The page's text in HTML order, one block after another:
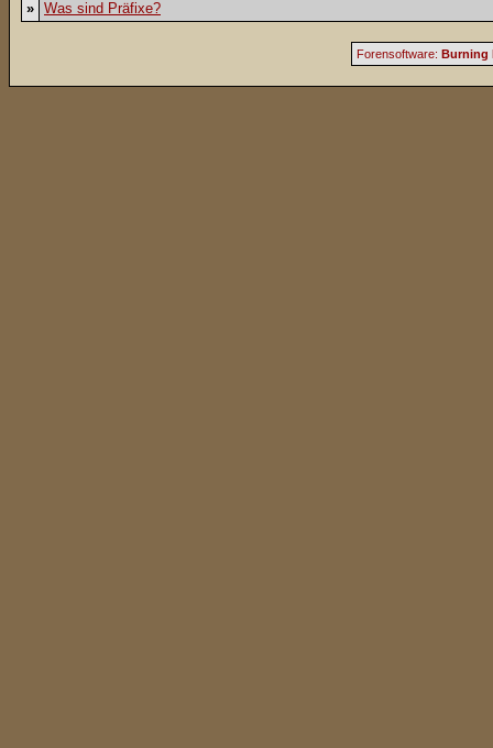
» Was sind Präfixe?
Forensoftware: Burning